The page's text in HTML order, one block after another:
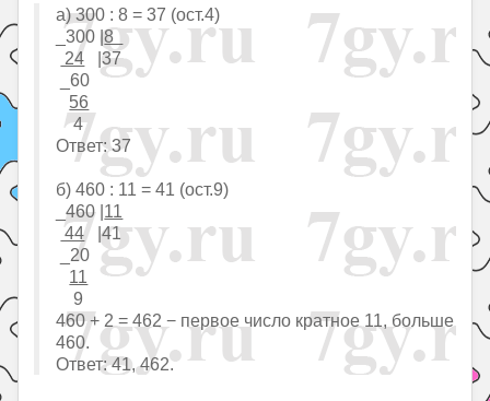
а) 300 : 8 = 37 (ост.4)
_300 |8
24 |37
_60
56
4
Ответ: 37
б) 460 : 11 = 41 (ост.9)
_460 |11
44|41
_20
11
9
460 + 2 = 462 − первое число кратное 11, больше
460.
Ответ: 41, 462.